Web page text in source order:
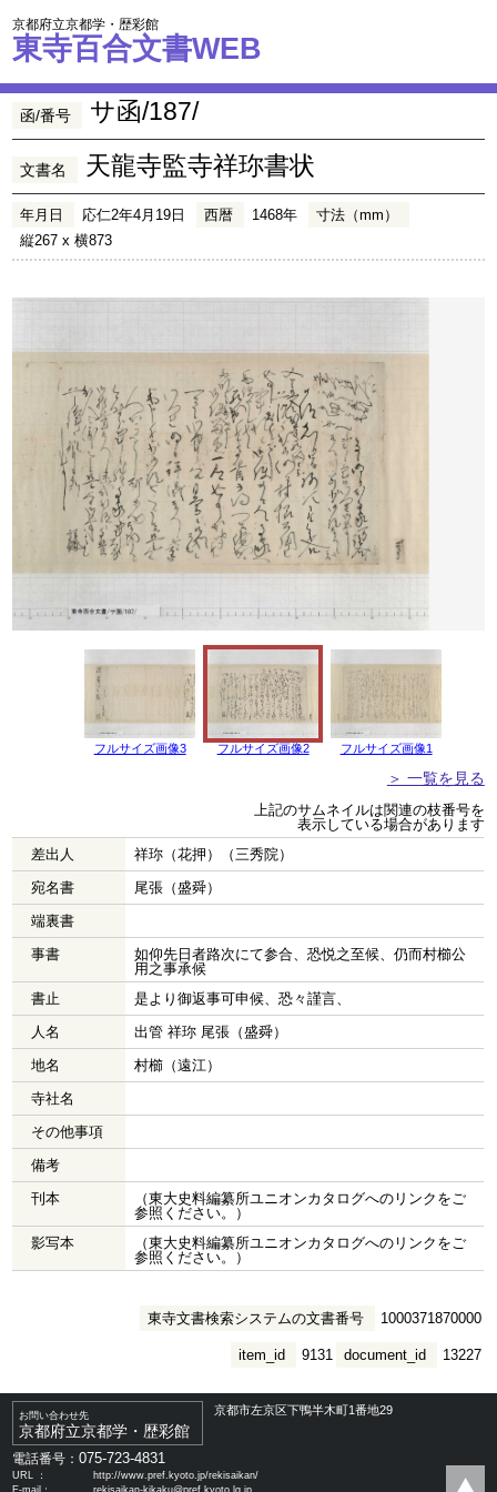
京都府立京都学・歴彩館
東寺百合文書WEB
函/番号 サ函/187/
文書名 天龍寺監寺祥珎書状
年月日 応仁2年4月19日 西暦 1468年
寸法（mm）
縦267 x 横873
フルサイズ画像3 フルサイズ画像2 フルサイズ画像1
＞ 一覧を見る
上記のサムネイルは関連の枝番号を
表示している場合があります
差出人
祥珎（花押）（三秀院）
宛名書
尾張（盛舜）
端裏書
事書
如仰先日者路次にて参合、恐悦之至候、仍而村櫛公
用之事承候
書止
是より御返事可申候、恐々謹言、
人名
出管 祥珎 尾張（盛舜）
地名
村櫛（遠江）
寺社名
その他事項
備考
刊本
（東大史料編纂所ユニオンカタログへのリンクをご
参照ください。）
影写本
（東大史料編纂所ユニオンカタログへのリンクをご
参照ください。）
東寺文書検索システムの文書番号 1000371870000
document_id 13227
item_id 9131
お問い合わせ先
京都府立京都学・歴彩館
京都市左京区下鴨半木町1番地29
電話番号：075-723-4831
URL ：
http://www.pref.kyoto.jp/rekisaikan/
E-mail：
rekisaikan-kikaku@pref.kyoto.lg.jp